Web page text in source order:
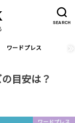
SEARCH
ワードプレス
目安は？